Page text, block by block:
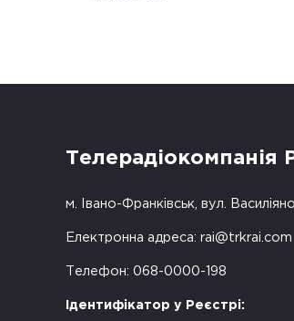
Телерадіокомпанія
м. Івано-Франківськ, вул.
Електронна адреса: rai@trkrai.com
Телефон: 068-0000-198
Ідентифікатор у Реєстрі: